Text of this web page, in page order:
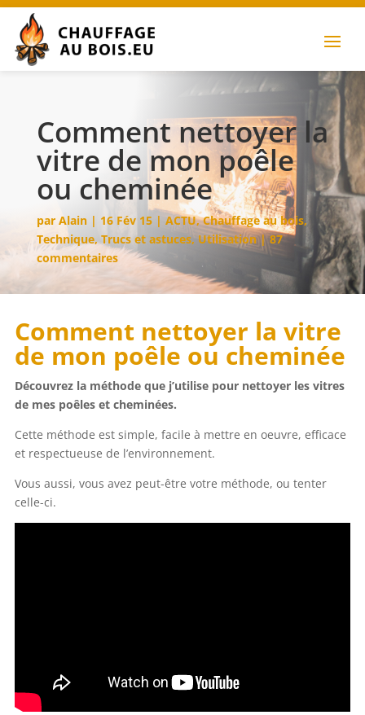
Comment nettoyer la
vitre de mon poêle
ou cheminée
par Alain| 16 Fév 15| ACTU,Chauffage au bois,
Technique, Trucs et astuces,Utilisation|87
commentaires
Comment nettoyer la vitre
de mon poêle ou cheminée
Découvrez la méthode que j’utilise pour nettoyer les vitres
de mes poêles et cheminées.
Cette méthode est simple, facile à mettre en oeuvre, efficace
et respectueuse de l’environnement.
Vous aussi, vous avez peut-être votre méthode, ou tenter
celle-ci.